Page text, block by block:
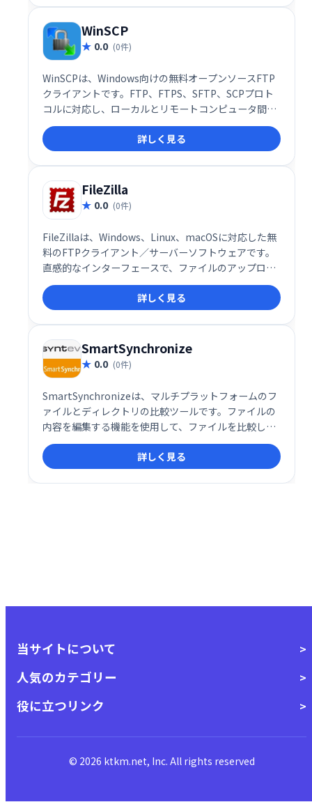
WinSCP
0.0 (0件)
WinSCPは、Windows向けの無料オープンソースFTP
クライアントです。FTP、FTPS、SFTP、SCPプロト
コルに対応し、ローカルとリモートコンピュータ間で
の安全なファイル転送を可能にします。直感的なGUI
とスクリプト機能、基本的なファイルマネージャー機
能を提供し、ファイル管理を効率化します。安全で信
頼性の高いファイル転送を必要とするユーザーに最適
です。
詳しく見る
FileZilla
0.0 (0件)
FileZillaは、Windows、Linux、macOSに対応した無
料のFTPクライアント／サーバーソフトウェアです。
直感的なインターフェースで、ファイルのアップロー
ド・ダウンロードを簡単に行えます。Windows向けサ
ーバー機能も備え、クロスプラットフォームでのファ
イル転送を効率化します。個人利用からビジネス利用
まで幅広く活用可能です。
詳しく見る
SmartSynchronize
0.0 (0件)
SmartSynchronizeは、マルチプラットフォームのフ
ァイルとディレクトリの比較ツールです。ファイルの
内容を編集する機能を使用して、ファイルを比較した
り、3方向マージを実行したりできます。
SmartSynchronizeは、（ソフトウェアプロジェクト
などの）ディレクトリ構造を比較するために最適化さ
れており、それらの同期を維持できます。
詳しく見る
当サイトについて
人気のカテゴリー
役に立つリンク
© 2026 ktkm.net, Inc. All rights reserved